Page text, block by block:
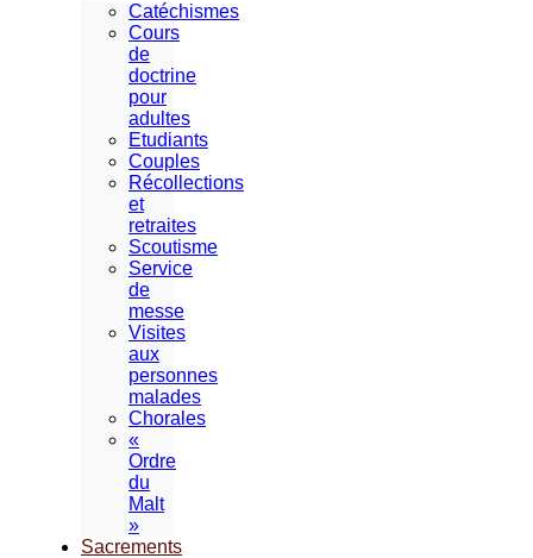
Catéchismes
Cours
de
doctrine
pour
adultes
Etudiants
Couples
Récollections
et
retraites
Scoutisme
Service
de
messe
Visites
aux
personnes
malades
Chorales
«
Ordre
du
Malt
»
Sacrements